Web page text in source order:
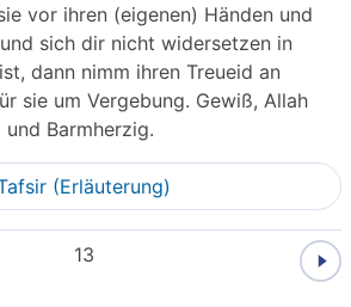
vor ihren (eigenen) Händen und
sich dir nicht widersetzen in
dann nimm ihren Treueid an
sie um Vergebung. Gewiß, Allah
Barmherzig.
(Erläuterung)
13